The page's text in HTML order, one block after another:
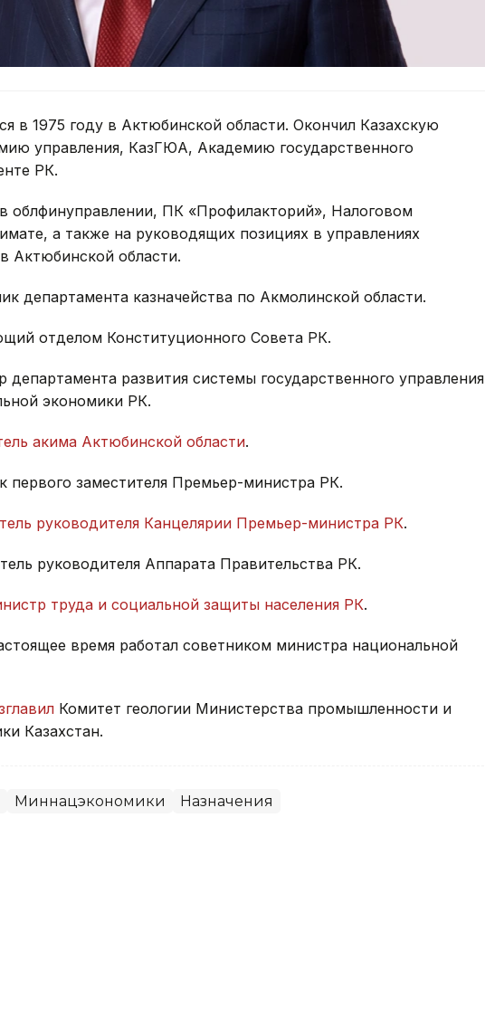
в 1975 году в Актюбинской области. Окончил Казахскую
управления, КазГЮА, Академию государственного
РК.
в облфинуправлении, ПК «Профилакторий», Налоговом
а также на руководящих позициях в управлениях
Актюбинской области.
департамента казначейства по Акмолинской области.
отделом Конституционного Совета РК.
департамента развития системы государственного управления
экономики РК.
акима Актюбинской области.
первого заместителя Премьер-министра РК.
руководителя Канцелярии Премьер-министра РК.
руководителя Аппарата Правительства РК.
труда и социальной защиты населения РК.
время работал советником министра национальной
Комитет геологии Министерства промышленности и
Казахстан.
Миннацэкономики Назначения